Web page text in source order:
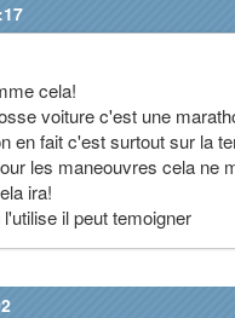
cela!
voiture c'est une
en fait c'est surtout sur la
les maneouvres cela ne
ira!
il peut temoigner